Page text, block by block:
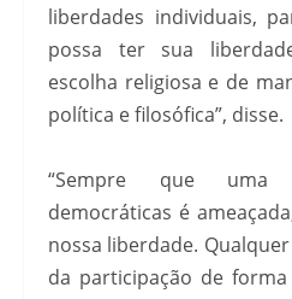
liberdades individuais,
possa ter sua
escolha religiosa e de
política e filosófica”, disse.
“Sempre que uma
democráticas é
nossa liberdade.
da participação de